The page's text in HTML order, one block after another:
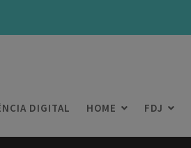
DIGITAL HOME FDJ